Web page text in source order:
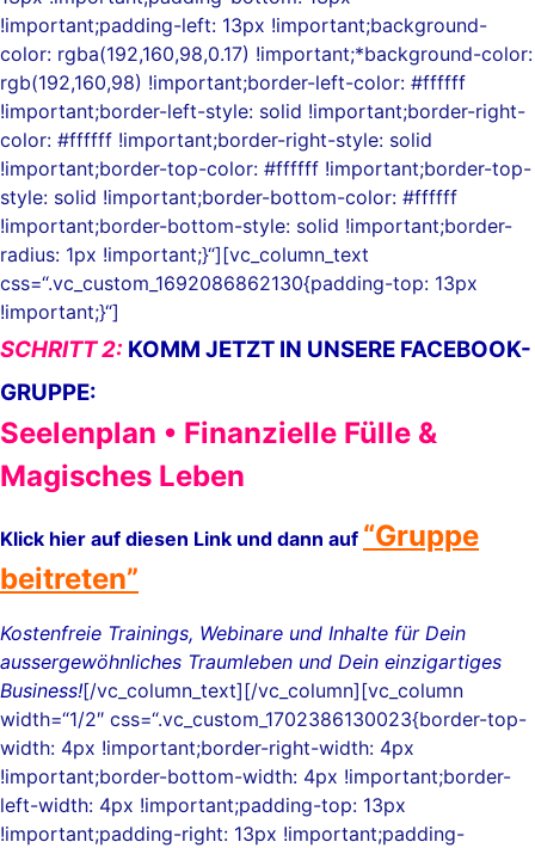
!important;padding-left: 13px !important;background-
color: rgba(192,160,98,0.17) !important;*background-color:
rgb(192,160,98) !important;border-left-color: #ffffff
!important;border-left-style: solid !important;border-right-
color: #ffffff !important;border-right-style: solid
!important;border-top-color: #ffffff !important;border-top-
style: solid !important;border-bottom-color: #ffffff
!important;border-bottom-style: solid !important;border-
radius: 1px !important;}“][vc_column_text
css=“.vc_custom_1692086862130{padding-top: 13px
!important;}“]
SCHRITT 2: KOMM JETZT IN UNSERE FACEBOOK-
GRUPPE:
Seelenplan • Finanzielle Fülle &
Magisches Leben
Klick hier auf diesen Link und dann auf “Gruppe
beitreten”
Kostenfreie Trainings, Webinare und Inhalte für Dein
aussergewöhnliches Traumleben und Dein einzigartiges
Business![/vc_column_text][/vc_column][vc_column
width=“1/2″ css=“.vc_custom_1702386130023{border-top-
width: 4px !important;border-right-width: 4px
!important;border-bottom-width: 4px !important;border-
left-width: 4px !important;padding-top: 13px
!important;padding-right: 13px !important;padding-